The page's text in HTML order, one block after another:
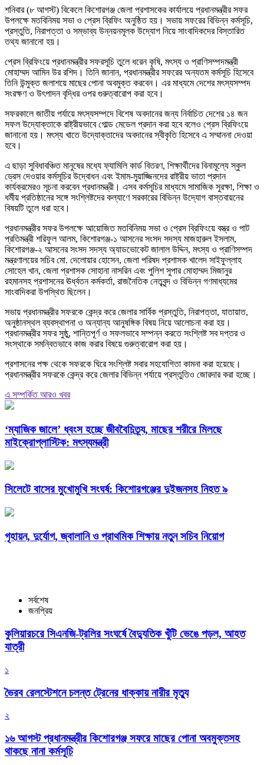
শনিবার (৮ আগস্ট) বিকেলে কিশোরগঞ্জ জেলা প্রশাসকের কার্যালয়ে প্রধানমন্ত্রীর সফর
উপলক্ষে মতবিনিময় সভা ও প্রেস ব্রিফিং অনুষ্ঠিত হয়। সভায় সফরের বিভিন্ন কর্মসূচি,
প্রস্তুতি, নিরাপত্তা ও সম্ভাব্য উন্নয়নমূলক উদ্যোগ নিয়ে সাংবাদিকদের বিস্তারিত
তথ্য জানানো হয়।
প্রেস ব্রিফিংয়ে প্রধানমন্ত্রীর সফরসূচি তুলে ধরেন কৃষি, মৎস্য ও প্রাণিসম্পদমন্ত্রী
মোহাম্মদ আমিন উর রশিদ। তিনি জানান, প্রধানমন্ত্রীর সফরের অন্যতম কর্মসূচি হিসেবে
তিনি উন্মুক্ত জলাশয়ে মাছের পোনা অবমুক্ত করবেন। এর মাধ্যমে দেশের মৎস্যসম্পদ
সংরক্ষণ ও উৎপাদন বৃদ্ধির ওপর গুরুত্বারোপ করা হবে।
সফরকালে জাতীয় পর্যায়ে মৎস্যসম্পদে বিশেষ অবদানের জন্য নির্বাচিত দেশের ১৪ জন
সফল উদ্যোক্তাকে রাষ্ট্রীয়ভাবে গোল্ড মেডেল প্রদান করা হবে বলেও প্রেস ব্রিফিংয়ে
জানানো হয়। মৎস্য খাতে উদ্যোক্তাদের অবদানের স্বীকৃতি হিসেবে এ সম্মাননা দেওয়া
হবে।
এ ছাড়া সুবিধাবঞ্চিত মানুষের মধ্যে ফ্যামিলি কার্ড বিতরণ, শিক্ষার্থীদের বিনামূল্যে স্কুল
ড্রেস দেওয়ার কর্মসূচির উদ্বোধন এবং ইমাম-মুয়াজ্জিনদের রাষ্ট্রীয় ভাতা প্রদান
কার্যক্রমেরও সূচনা করবেন প্রধানমন্ত্রী। এসব কর্মসূচির মাধ্যমে সামাজিক সুরক্ষা, শিক্ষা ও
ধর্মীয় প্রতিষ্ঠানের সঙ্গে সংশ্লিষ্টদের কল্যাণে সরকারের বিভিন্ন উদ্যোগ বাস্তবায়নের
বিষয়টি তুলে ধরা হবে।
প্রধানমন্ত্রীর সফর উপলক্ষে আয়োজিত মতবিনিময় সভা ও প্রেস ব্রিফিংয়ে বস্ত্র ও পাট
প্রতিমন্ত্রী শরিফুল আলম, কিশোরগঞ্জ-১ আসনের সংসদ সদস্য মাজহারুল ইসলাম,
কিশোরগঞ্জ-২ আসনের সংসদ সদস্য অ্যাডভোকেট জালাল উদ্দিন, মৎস্য ও প্রাণিসম্পদ
মন্ত্রণালয়ের সচিব মো. দেলোয়ার হোসেন, জেলা পরিষদ প্রশাসক খালেদ সাইফুল্লাহ
সোহেল খান, জেলা প্রশাসক সোহানা নাসরিন এবং পুলিশ সুপার মোহাম্মদ মিজানুর
রহমানসহ প্রশাসনের ঊর্ধ্বতন কর্মকর্তা, রাজনৈতিক নেতৃবৃন্দ ও বিভিন্ন গণমাধ্যমের
সাংবাদিকরা উপস্থিত ছিলেন।
সভায় প্রধানমন্ত্রীর সফরকে কেন্দ্র করে জেলার সার্বিক প্রস্তুতি, নিরাপত্তা, যাতায়াত,
অনুষ্ঠানস্থল ব্যবস্থাপনা ও অন্যান্য আনুষঙ্গিক বিষয় নিয়ে আলোচনা করা হয়।
প্রধানমন্ত্রীর সফর সুষ্ঠু, শান্তিপূর্ণ ও সফলভাবে সম্পন্ন করতে সংশ্লিষ্ট সব দপ্তর ও
সংস্থাকে সমন্বিতভাবে কাজ করার বিষয়ে গুরুত্বারোপ করা হয়।
প্রশাসনের পক্ষ থেকে সফরকে ঘিরে সংশ্লিষ্ট সবার সহযোগিতা কামনা করা হয়েছে।
প্রধানমন্ত্রীর সফরকে কেন্দ্র করে জেলার বিভিন্ন পর্যায়ে প্রস্তুতিও জোরদার করা হচ্ছে।
এ সম্পর্কিত আরও খবর
‘ম্যাজিক জালে’ ধ্বংস হচ্ছে জীববৈচিত্র্য, মাছের শরীরে মিলছে
মাইক্রোপ্লাস্টিক: মৎস্যমন্ত্রী
সিলেটে বাসের মুখোমুখি সংঘর্ষ: কিশোরগঞ্জের দুইজনসহ নিহত ৯
গৃহায়ন, দুর্যোগ, জ্বালানি ও প্রাথমিক শিক্ষায় নতুন সচিব নিয়োগ
সর্বশেষ
জনপ্রিয়
কুলিয়ারচরে সিএনজি-ট্রলির সংঘর্ষে বৈদ্যুতিক খুঁটি ভেঙে পড়ল, আহত
যাত্রী
১
ভৈরব রেলস্টেশনে চলন্ত ট্রেনের ধাক্কায় নারীর মৃত্যু
২
১৬ আগস্ট প্রধানমন্ত্রীর কিশোরগঞ্জ সফরে মাছের পোনা অবমুক্তসহ
থাকছে নানা কর্মসূচি